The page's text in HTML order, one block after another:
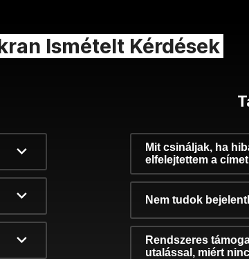
Ismételt Kérdések
Mit csináljak, ha
elfelejtettem a
Nem tudok
Rendszeres
utalással, miért